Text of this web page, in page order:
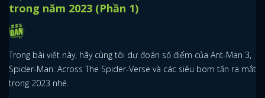
trong năm 2023 (Phần 1)
Trong bài viết này, hãy cùng tôi dự đoán số điểm của Ant-Man 3,
Spider-Man: Across The Spider-Verse và các siêu bom tấn ra mắt
trong 2023 nhé.